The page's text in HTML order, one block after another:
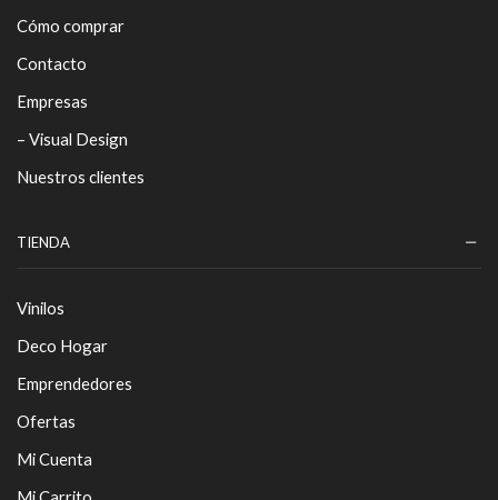
Cómo comprar
Contacto
Empresas
– Visual Design
Nuestros clientes
TIENDA
Vinilos
Deco Hogar
Emprendedores
Ofertas
Mi Cuenta